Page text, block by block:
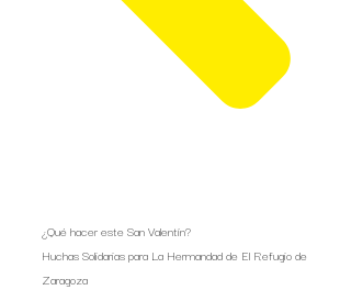
¿Qué hacer este San Valentín?
Huchas Solidarias para La Hermandad de El Refugio de
Zaragoza